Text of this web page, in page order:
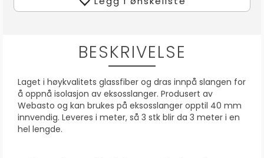
BESKRIVELSE
Laget i høykvalitets glassfiber og dras innpå slangen for
å oppnå isolasjon av eksosslanger. Produsert av
Webasto og kan brukes på eksosslanger opptil 40 mm
innvendig. Leveres i meter, så 3 stk blir da 3 meter i en
hel lengde.